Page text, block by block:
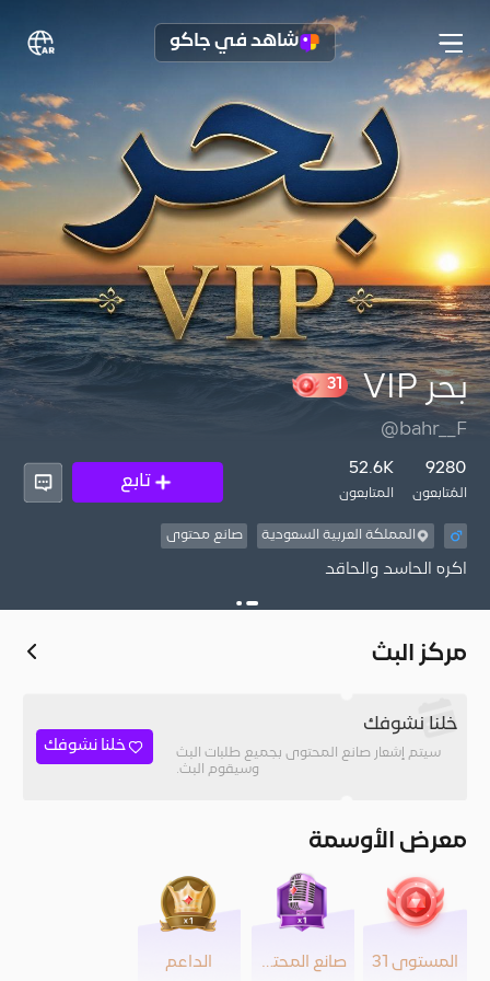
شاهد في جاكو
بحر VIP
@bahr__F
9280
المُتابعون
52.6K
المتابعون
تابع
المملكة العربية السعودية صانع محتوى
اكره الحاسد والحاقد
مركز البث
خلنا نشوفك
سيتم إشعار صانع المحتوى بجميع طلبات البث
وسيقوم البث.
خلنا نشوفك
معرض الأوسمة
المستوى 31 صانع المحتوى الداعم